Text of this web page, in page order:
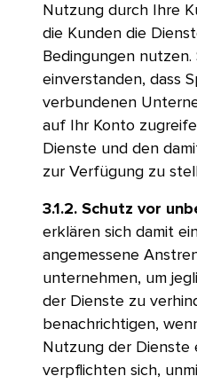
Nutzung durch Ihre
die Kunden die
Bedingungen
einverstanden, dass
verbundenen
auf Ihr Konto
Dienste und den
zur Verfügung zu
3.1.2. Schutz vor
erklären sich damit
angemessene
unternehmen, um
der Dienste zu
benachrichtigen,
Nutzung der Dienste
verpflichten sich,